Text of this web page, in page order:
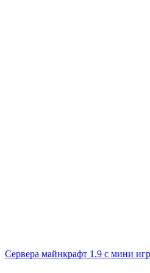
Сервера майнкрафт 1.9 с мини